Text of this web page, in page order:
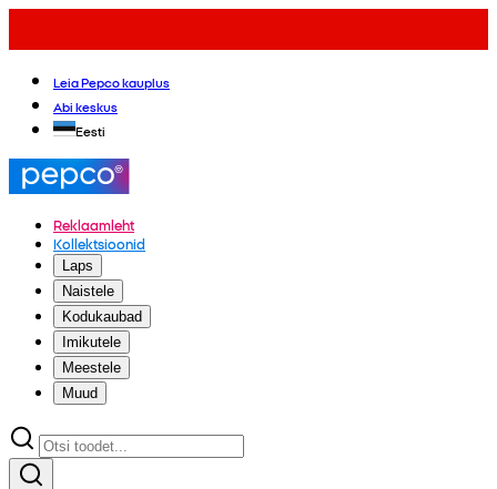
Leia Pepco kauplus
Abi keskus
Eesti
Reklaamleht
Kollektsioonid
Laps
Naistele
Kodukaubad
Imikutele
Meestele
Muud